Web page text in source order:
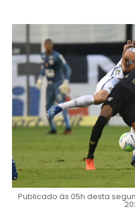
Publicado às 05h desta